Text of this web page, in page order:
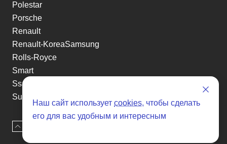
Polestar
Porsche
Renault
Renault-KoreaSamsung
Rolls-Royce
Smart
Ssangyong
Subaru
Tesla
Toyota
Наш сайт использует cookies, чтобы сделать
его для вас удобным и интересным